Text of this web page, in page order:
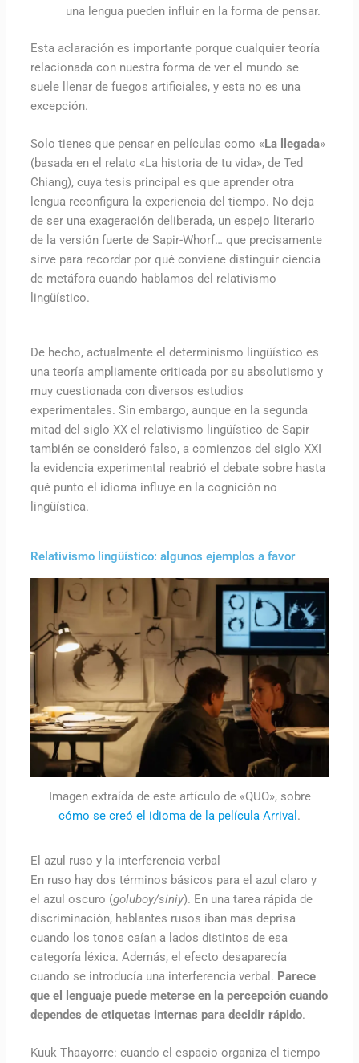
una lengua pueden influir en la forma de pensar.
Esta aclaración es importante porque cualquier teoría
relacionada con nuestra forma de ver el mundo se
suele llenar de fuegos artificiales, y esta no es una
excepción.
Solo tienes que pensar en películas como «La llegada»
(basada en el relato «La historia de tu vida», de Ted
Chiang), cuya tesis principal es que aprender otra
lengua reconfigura la experiencia del tiempo. No deja
de ser una exageración deliberada, un espejo literario
de la versión fuerte de Sapir-Whorf… que precisamente
sirve para recordar por qué conviene distinguir ciencia
de metáfora cuando hablamos del relativismo
lingüístico.
De hecho, actualmente el determinismo lingüístico es
una teoría ampliamente criticada por su absolutismo y
muy cuestionada con diversos estudios
experimentales. Sin embargo, aunque en la segunda
mitad del siglo XX el relativismo lingüístico de Sapir
también se consideró falso, a comienzos del siglo XXI
la evidencia experimental reabrió el debate sobre hasta
qué punto el idioma influye en la cognición no
lingüística.
Relativismo lingüístico: algunos ejemplos a favor
Imagen extraída de este artículo de «QUO», sobre
cómo se creó el idioma de la película Arrival .
El azul ruso y la interferencia verbal
En ruso hay dos términos básicos para el azul claro y
el azul oscuro (goluboy/siniy). En una tarea rápida de
discriminación, hablantes rusos iban más deprisa
cuando los tonos caían a lados distintos de esa
categoría léxica. Además, el efecto desaparecía
cuando se introducía una interferencia verbal. Parece
que el lenguaje puede meterse en la percepción cuando
dependes de etiquetas internas para decidir rápido.
Kuuk Thaayorre: cuando el espacio organiza el tiempo